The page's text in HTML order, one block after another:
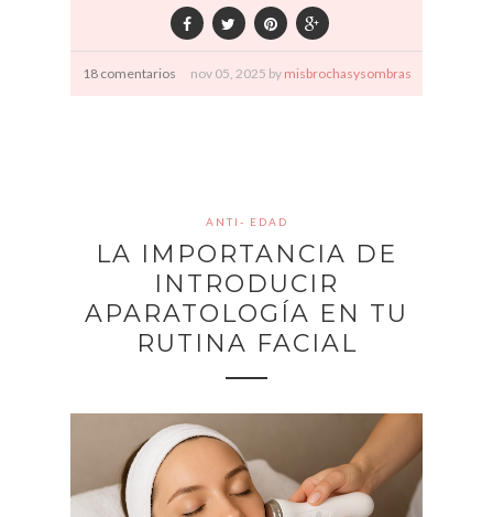
18 comentarios nov 05, 2025 by misbrochasysombras
ANTI- EDAD
LA IMPORTANCIA DE
INTRODUCIR
APARATOLOGÍA EN TU
RUTINA FACIAL